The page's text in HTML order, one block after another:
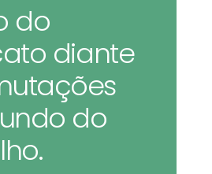
SINFA
ATUAÇÃO
INFORMATIVO
NOTÍCIAS
do
diante
do